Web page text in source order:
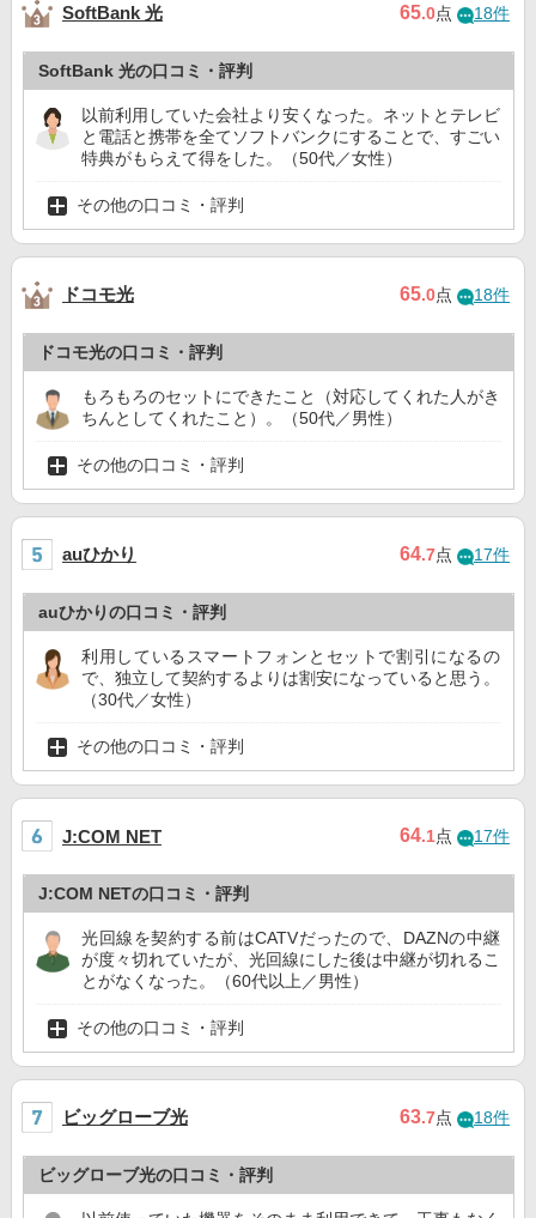
SoftBank 光 65.0点 18件
SoftBank 光の口コミ・評判
以前利用していた会社より安くなった。ネットとテレビ
と電話と携帯を全てソフトバンクにすることで、すごい
特典がもらえて得をした。（50代／女性）
その他の口コミ・評判
ドコモ光 65.0点 18件
ドコモ光の口コミ・評判
もろもろのセットにできたこと（対応してくれた人がき
ちんとしてくれたこと）。（50代／男性）
その他の口コミ・評判
auひかり 64.7点 17件
auひかりの口コミ・評判
利用しているスマートフォンとセットで割引になるの
で、独立して契約するよりは割安になっていると思う。
（30代／女性）
その他の口コミ・評判
J:COM NET 64.1点 17件
J:COM NETの口コミ・評判
光回線を契約する前はCATVだったので、DAZNの中継
が度々切れていたが、光回線にした後は中継が切れるこ
とがなくなった。（60代以上／男性）
その他の口コミ・評判
ビッグローブ光 63.7点 18件
ビッグローブ光の口コミ・評判